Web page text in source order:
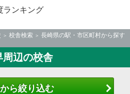
ランキング
校舎検索
長崎県の駅・市区町村から探す
周辺の校舎
ら絞り込む